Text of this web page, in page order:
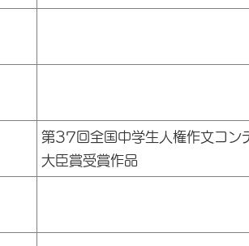
第37回全国中学生人権作文コ
大臣賞受賞作品